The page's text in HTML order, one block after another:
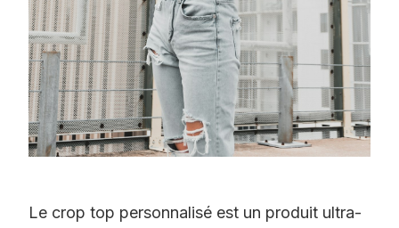
Le crop top personnalisé est un produit ultra-